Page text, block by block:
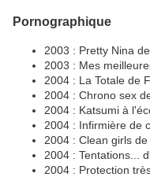
Pornographique
2003 : Pretty Nina
2003 : Mes
2004 : La Totale de
2004 : Chrono sex
2004 : Katsumi à
2004 : Infirmière de
2004 : Clean girls
2004 : Tentations...
2004 : Protection